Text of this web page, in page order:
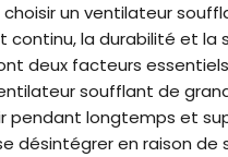
choisir un ventilateur
continu, la durabilité et la
deux facteurs
soufflant de
pendant longtemps et
désintégrer en raison de